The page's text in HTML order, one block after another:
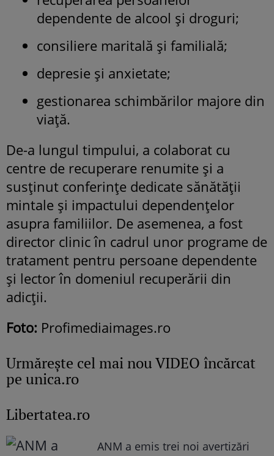
dependente de alcool și droguri;
consiliere maritală și familială;
depresie și anxietate;
gestionarea schimbărilor majore din
viață.
De-a lungul timpului, a colaborat cu
centre de recuperare renumite și a
susținut conferințe dedicate sănătății
mintale și impactului dependențelor
asupra familiilor. De asemenea, a fost
director clinic în cadrul unor programe de
tratament pentru persoane dependente
și lector în domeniul recuperării din
adicții.
Foto: Profimediaimages.ro
Urmăreşte cel mai nou VIDEO încărcat
pe unica.ro
Libertatea.ro
ANM a emis trei noi avertizări